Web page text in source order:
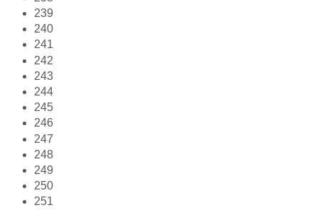
239
240
241
242
243
244
245
246
247
248
249
250
251